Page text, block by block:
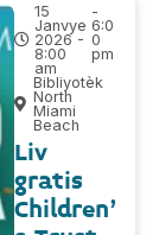
15
Janvye
2026 -
8:00
am
-
6:0
0
pm
Bibliyotèk
North
Miami
Beach
Liv
gratis
Children'